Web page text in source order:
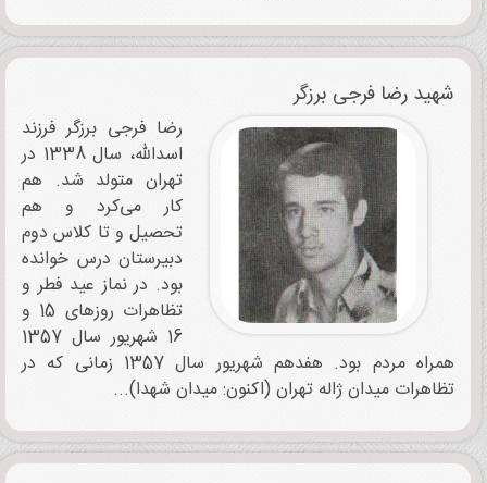
شهید رضا فرجی برزگر
رضا فرجی برزگر فرزند
اسدالله، سال 1338 در
تهران متولد شد. هم
کار می‌کرد و هم
تحصیل و تا کلاس دوم
دبیرستان درس خوانده
بود. در نماز عید فطر و
تظاهرات روزهای 15 و
16 شهریور سال 1357
همراه مردم بود. هفدهم شهریور سال 1357 زمانی که در
تظاهرات میدان ژاله تهران (اکنون: میدان شهدا)...